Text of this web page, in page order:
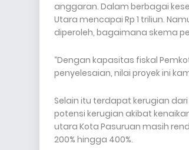
anggaran. Dalam berbagai
Utara mencapai Rp 1 triliun.
diperoleh, bagaimana skema
“Dengan kapasitas fiskal
penyelesaian, nilai proyek ini
Selain itu terdapat kerugian
potensi kerugian akibat
utara Kota Pasuruan masih
200% hingga 400%.